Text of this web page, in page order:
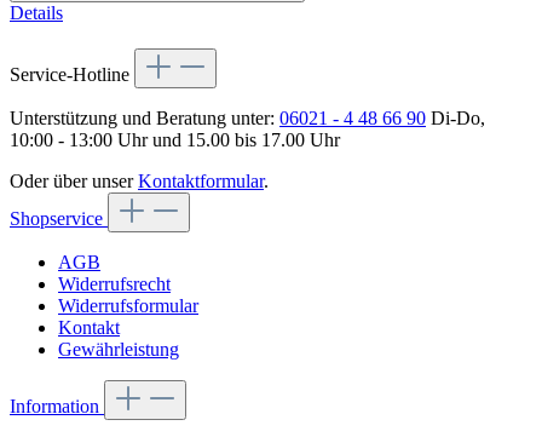
Details
Service-Hotline
Unterstützung und Beratung unter: 06021 - 4 48 66 90 Di-Do,
10:00 - 13:00 Uhr und 15.00 bis 17.00 Uhr
Oder über unserKontaktformular.
Shopservice
AGB
Widerrufsrecht
Widerrufsformular
Kontakt
Gewährleistung
Information